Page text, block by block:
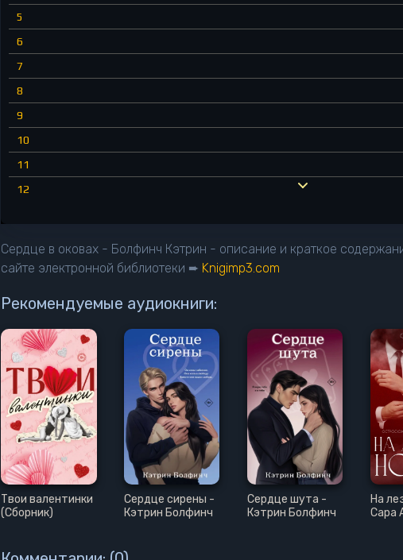
5
6
7
8
9
10
11
12
15
17
18
19
20
21
22
23
24
25
Сердце в оковах - Болфинч Кэтрин - описание и краткое
сайте электронной библиотеки ➨ Knigimp3.com
Рекомендуемые аудиокниги:
Твои валентинки
(Сборник)
Сердце сирены -
Кэтрин Болфинч
Сердце шута -
Кэтрин Болфинч
На
Сара